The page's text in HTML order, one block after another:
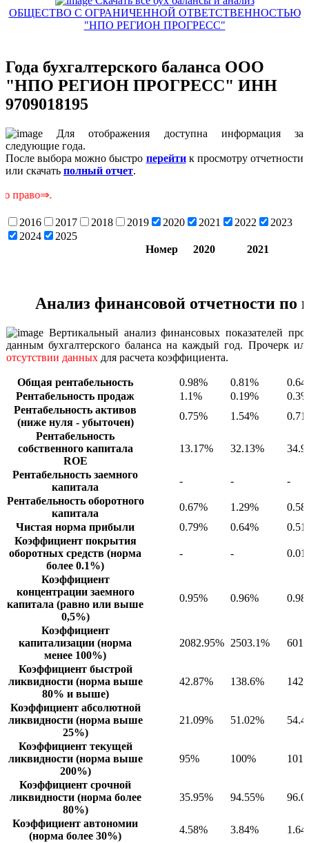
ОБЩЕСТВО С ОГРАНИЧЕННОЙ ОТВЕТСТВЕННОСТЬЮ
"НПО РЕГИОН ПРОГРЕСС"
Года бухгалтерского баланса ООО
"НПО РЕГИОН ПРОГРЕСС" ИНН
9709018195
Для отображения доступна информация за
следующие года.
После выбора можно быстро перейтик просмотру отчетности
или скачать полный отчет.
2016 2017 2018 2019 2020 2021 2022
2023
2024
2025
Номер
2020 2021
Анализ финансовой отчетности по
Вертикальный анализ финансовых показателей
данным бухгалтерского баланса на каждый год. Прочерк
отсутствии данных для расчета коэффициента.
Общая рентабельность 0.98% 0.81%
Рентабельность продаж
1.1% 0.19%
0.3%
Рентабельность активов
(ниже нуля - убыточен)
0.75% 1.54%
Рентабельность
собственного капитала
ROE
13.17% 32.13%
Рентабельность заемного
капитала
- -
-
Рентабельность оборотного
капитала
0.67% 1.29%
Чистая норма прибыли
0.79% 0.64%
Коэффициент покрытия
оборотных средств (норма
более 0.1%)
- -
Коэффициент
концентрации заемного
капитала (равно или выше
0,5%)
0.95% 0.96%
Коэффициент
капитализации (норма
менее 100%)
2082.95% 2503.1%
Коэффициент быстрой
ликвидности (норма выше
80% и выше)
42.87% 138.6%
Коэффициент абсолютной
ликвидности (норма выше
25%)
21.09% 51.02%
Коэффициент текущей
ликвидности (норма выше
200%)
95% 100%
Коэффициент срочной
ликвидности (норма более
80%)
35.95% 94.55%
Коэффициент автономии
(норма более 30%)
4.58% 3.84%